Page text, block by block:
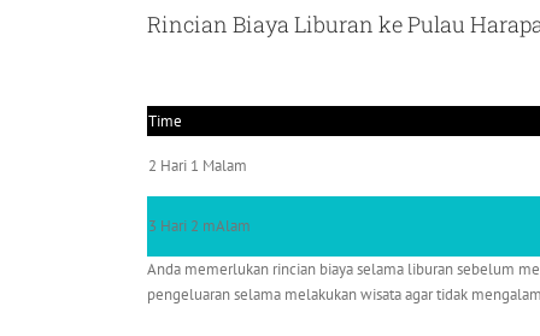
Rincian Biaya Liburan ke Pulau
Time
2 Hari 1 Malam
3 Hari 2 mAlam
Anda memerlukan rincian biaya selama liburan sebelum
pengeluaran selama melakukan wisata agar tidak